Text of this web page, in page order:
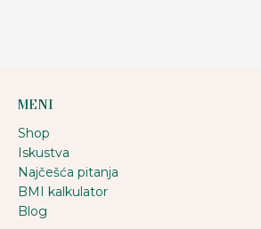
MENI
Shop
Iskustva
Najčešća pitanja
BMI kalkulator
Blog